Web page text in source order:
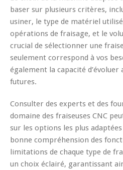
baser sur plusieurs critères,
usiner, le type de matériel
opérations de fraisage, et le
crucial de sélectionner une
seulement correspond à vos
également la capacité d’évoluer
futures.
Consulter des experts et des
domaine des fraiseuses CNC
sur les options les plus
bonne compréhension des
limitations de chaque type de
un choix éclairé, garantissant